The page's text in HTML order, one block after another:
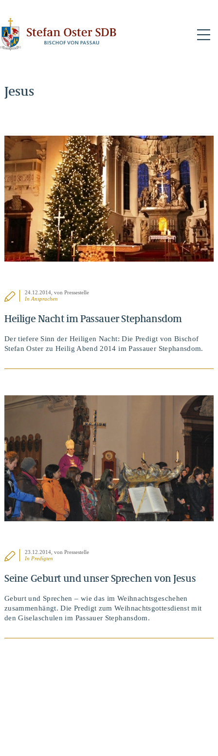
Jesus
BEITRAG ANSEHEN
24.12.2014 , von Pressestelle
InAnsprachen
Heilige Nacht im Passauer Stephansdom
Der tiefere Sinn der Heiligen Nacht: Die Predigt von Bischof
Stefan Oster zu Heilig Abend 2014 im Passauer Stephansdom.
23.12.2014 , von Pressestelle
In Predigten
Seine Geburt und unser Sprechen von Jesus
Geburt und Sprechen – wie das im Weihnachtsgeschehen
zusammenhängt. Die Predigt zum Weihnachtsgottesdienst mit
den Giselaschulen im Passauer Stephansdom.